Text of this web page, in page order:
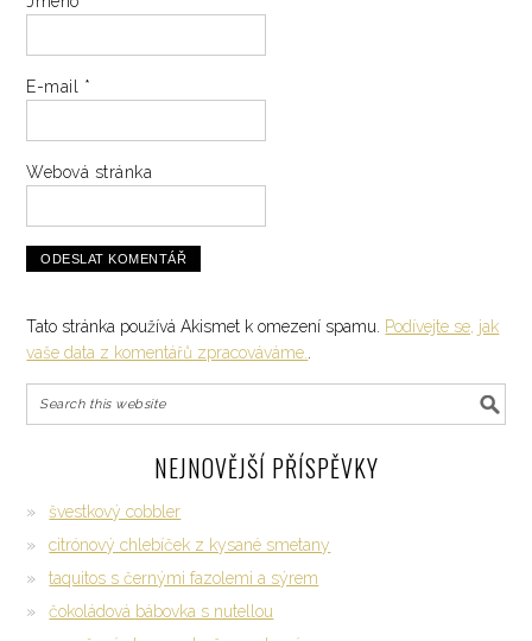
E-mail *
Webová stránka
Tato stránka používá Akismet k omezení spamu.
Podívejte se, jak
vaše data z komentářů zpracováváme.
NEJNOVĚJŠÍ PŘÍSPĚVKY
švestkový cobbler
citrónový chlebíček z kysané smetany
taquitos s černými fazolemi a sýrem
čokoládová bábovka s nutellou